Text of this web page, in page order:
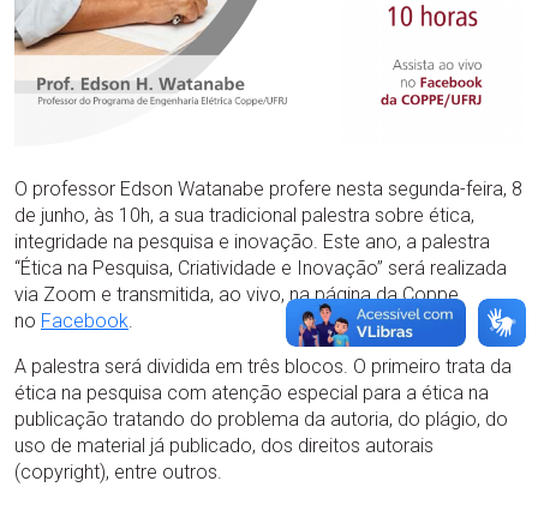
O professor Edson Watanabe profere nesta segunda-feira, 8
de junho, às 10h, a sua tradicional palestra sobre ética,
integridade na pesquisa e inovação. Este ano, a palestra
“Ética na Pesquisa, Criatividade e Inovação” será realizada
via Zoom e transmitida, ao vivo, na página da Coppe
no Facebook.
A palestra será dividida em três blocos. O primeiro trata da
ética na pesquisa com atenção especial para a ética na
publicação tratando do problema da autoria, do plágio, do
uso de material já publicado, dos direitos autorais
(copyright), entre outros.